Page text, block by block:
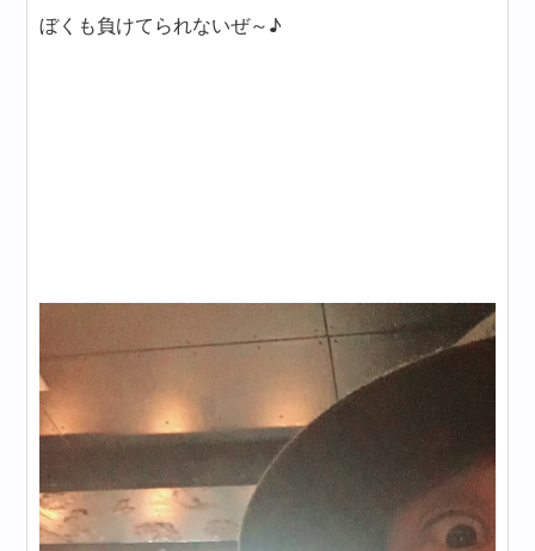
ぼくも負けてられないぜ～♪